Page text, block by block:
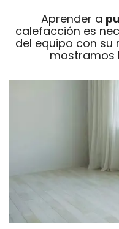
Aprender a
calefacción es
del equipo con su
mostramos